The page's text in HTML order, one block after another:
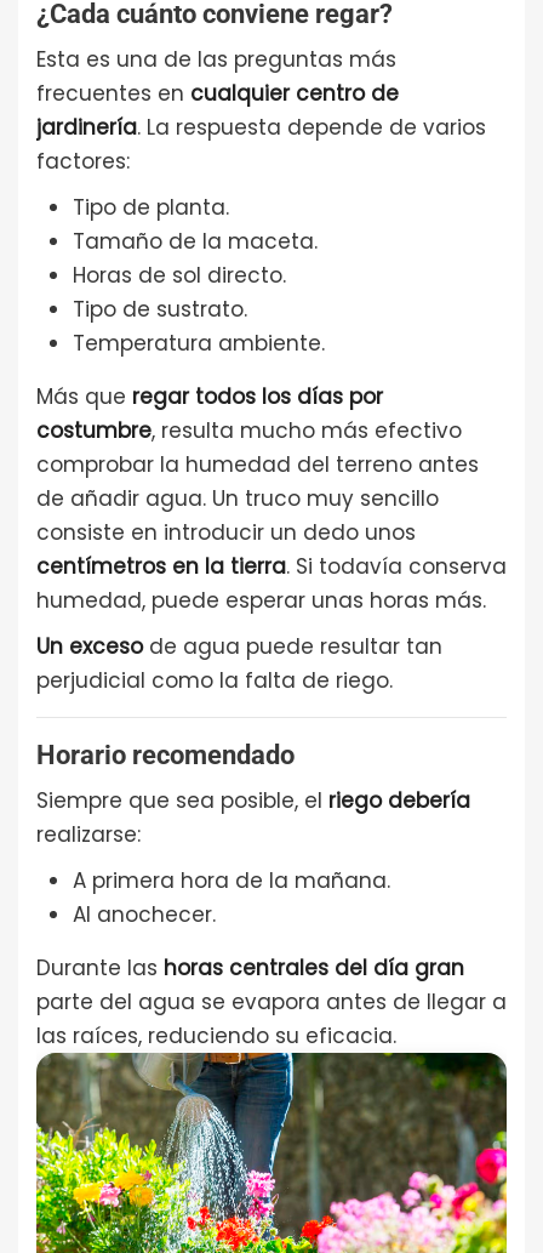
¿Cada cuánto conviene regar?
Esta es una de las preguntas más
frecuentes en cualquier centro de
jardinería. La respuesta depende de varios
factores:
Tipo de planta.
Tamaño de la maceta.
Horas de sol directo.
Tipo de sustrato.
Temperatura ambiente.
Más que regar todos los días por
costumbre, resulta mucho más efectivo
comprobar la humedad del terreno antes
de añadir agua. Un truco muy sencillo
consiste en introducir un dedo unos
centímetros en la tierra. Si todavía conserva
humedad, puede esperar unas horas más.
Un excesode agua puede resultar tan
perjudicial como la falta de riego.
Horario recomendado
Siempre que sea posible, el riego debería
realizarse:
A primera hora de la mañana.
Al anochecer.
Durante las horas centrales del día gran
parte del agua se evapora antes de llegar a
las raíces, reduciendo su eficacia.